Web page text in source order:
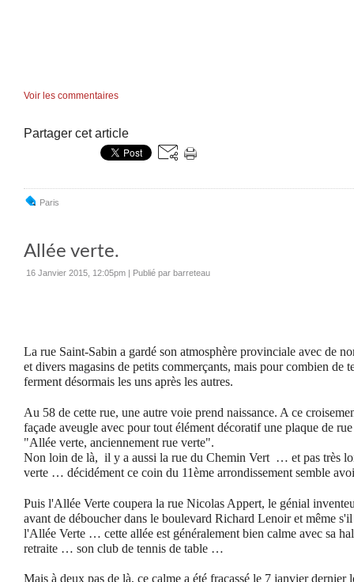
Voir les commentaires
Partager cet article
Paris
Allée verte.
16 Janvier 2015, 12:05pm | Publié par barreteau
La rue Saint-Sabin a gardé son atmosphère provinciale avec de
et divers magasins de petits commerçants, mais pour combien de
ferment désormais les uns après les autres.
Au 58 de cette rue, une autre voie prend naissance. A ce
façade aveugle avec pour tout élément décoratif une plaque de
"Allée verte, anciennement rue verte".
Non loin de là, il y a aussi la rue du Chemin Vert … et pas très
verte … décidément ce coin du 11ème arrondissement semble
Puis l'Allée Verte coupera la rue Nicolas Appert, le génial
avant de déboucher dans le boulevard Richard Lenoir et même
l'Allée Verte … cette allée est généralement bien calme avec sa
retraite … son club de tennis de table …
Mais à deux pas de là, ce calme a été fracassé le 7 janvier dernier